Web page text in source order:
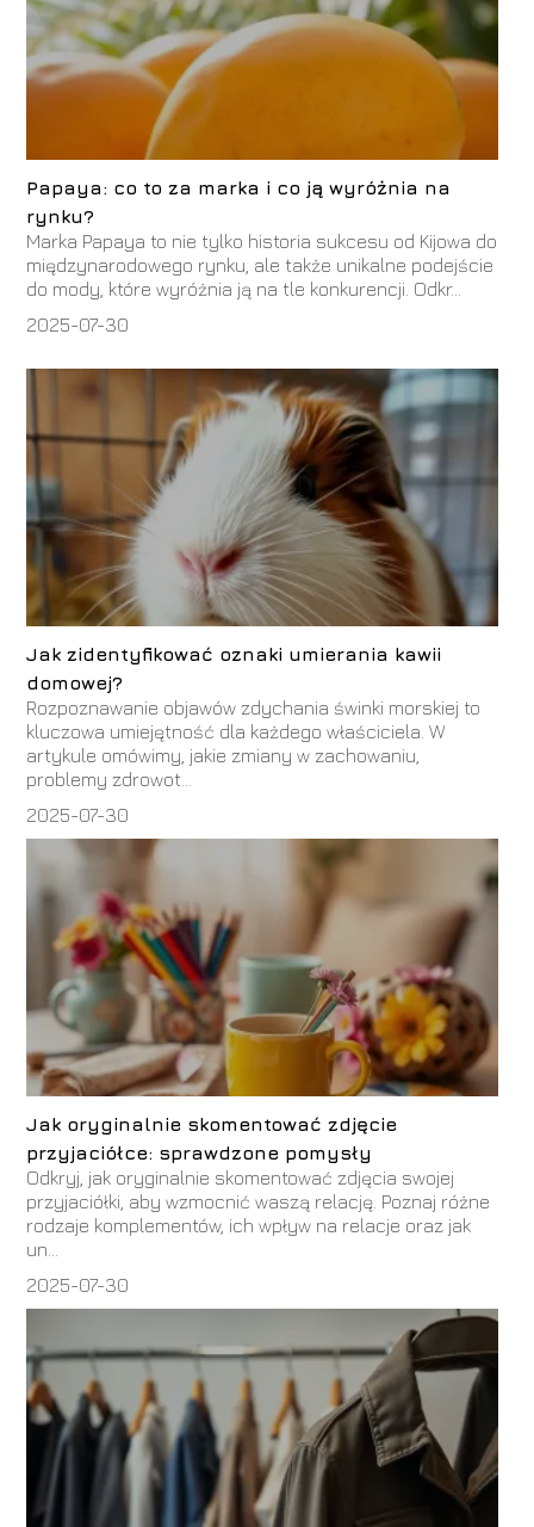
Papaya: co to za marka i co ją wyróżnia na
rynku?
Marka Papaya to nie tylko historia sukcesu od Kijowa do
międzynarodowego rynku, ale także unikalne podejście
do mody, które wyróżnia ją na tle konkurencji. Odkr...
2025-07-30
Jak zidentyfikować oznaki umierania kawii
domowej?
Rozpoznawanie objawów zdychania świnki morskiej to
kluczowa umiejętność dla każdego właściciela. W
artykule omówimy, jakie zmiany w zachowaniu,
problemy zdrowot...
2025-07-30
Jak oryginalnie skomentować zdjęcie
przyjaciółce: sprawdzone pomysły
Odkryj, jak oryginalnie skomentować zdjęcia swojej
przyjaciółki, aby wzmocnić waszą relację. Poznaj różne
rodzaje komplementów, ich wpływ na relacje oraz jak
un...
2025-07-30